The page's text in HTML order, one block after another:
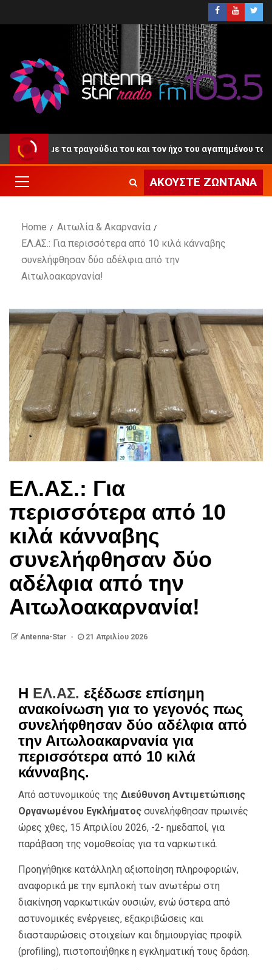
με τα τραγούδια του και τον ήχο του αγαπημένου του
ΑΚΟΎΣΤΕ ΖΩΝΤΑΝΆ
Home
Αιτωλία & Ακαρνανία
ΕΛ.ΑΣ.: Για περισσότερα από 10 κιλά κάνναβης
συνελήφθησαν δύο αδέλφια από την
Αιτωλοακαρνανία!
ΕΛ.ΑΣ.: Για
περισσότερα από 10
κιλά κάνναβης
συνελήφθησαν δύο
αδέλφια από την
Αιτωλοακαρνανία!
Antenna-Star 21 Απριλίου 2026
Η ΕΛ.ΑΣ. εξέδωσε επίσημη
ανακοίνωση για το γεγονός πως
συνελήφθησαν δύο αδέλφια από
την Αιτωλοακαρνανία για
περισσότερα από 10 κιλά
κάνναβης.
Από αστυνομικούς της Διεύθυνση Αντιμετώπισης
Οργανωμένου Εγκλήματος συνελήφθησαν πρωινές
ώρες χθες, 15 Απριλίου 2026, -2- ημεδαποί, για
παράβαση της νομοθεσίας για τα ναρκωτικά.
Προηγήθηκε κατάλληλη αξιοποίηση πληροφοριών,
αναφορικά με την εμπλοκή των ανωτέρω στη
διακίνηση ναρκωτικών ουσιών, ενώ ύστερα από
αστυνομικές ενέργειες, εξακριβώσεις και
διασταυρώσεις στοιχείων και δημιουργίας προφίλ
(profiling), πιστοποιήθηκε η εγκληματική τους δράση.